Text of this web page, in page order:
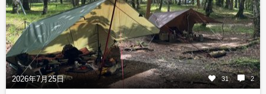
2026年7月25日 31 2